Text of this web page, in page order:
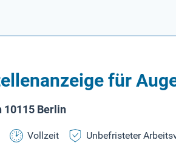
für
10115 Berlin
Vollzeit Unbefristeter